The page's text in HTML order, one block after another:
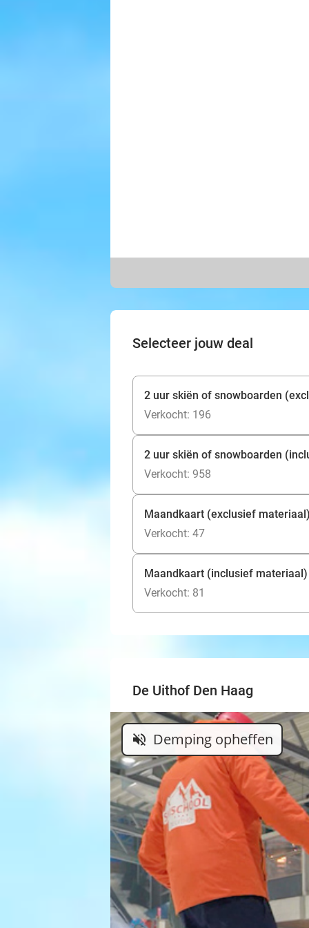
Selecteer jouw deal
2 uur skiën of snowboarden
Verkocht: 196
2 uur skiën of snowboarden
Verkocht: 958
Maandkaart (exclusief materiaal)
Verkocht: 47
Maandkaart (inclusief materiaal)
Verkocht: 81
De Uithof Den Haag
volume_off Demping opheffen